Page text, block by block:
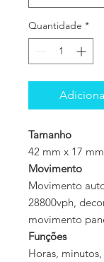
Quantidade *
Tamanho
42 mm x 17 mm
Movimento
Movimento
28800vph,
movimento
Funções
Horas, minutos,